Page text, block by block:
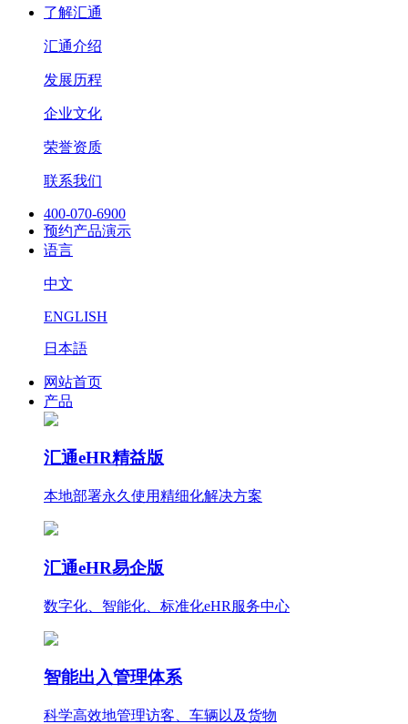
了解汇通
汇通介绍
发展历程
企业文化
荣誉资质
联系我们
400-070-6900
预约产品演示
语言
中文
ENGLISH
日本語
网站首页
产品
汇通eHR精益版
本地部署永久使用精细化解决方案
汇通eHR易企版
数字化、智能化、标准化eHR服务中心
智能出入管理体系
科学高效地管理访客、车辆以及货物